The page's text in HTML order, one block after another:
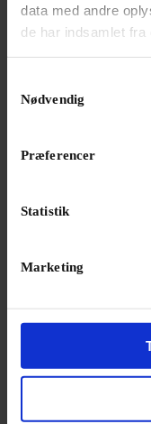
data med andre
de har indsamlet fra
Nødvendig
Præferencer
Statistik
Marketing
Jonas Kaufmann
En nyudgivet